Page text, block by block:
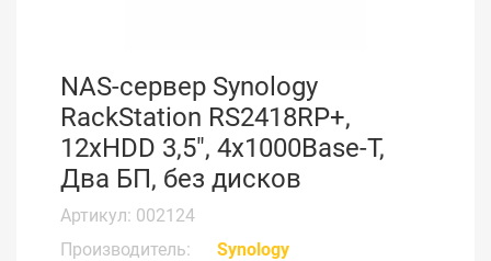
NAS-сервер Synology
RackStation RS2418RP+,
12xHDD 3,5", 4х1000Base-T,
Два БП, без дисков
Артикул: 002124
Производитель:
Synology